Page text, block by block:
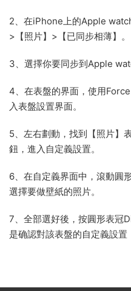
2、在iPhone上的Apple
>【照片】>【已同步相薄】。
3、選擇你要同步到Apple
4、在表盤的界面，使用
入表盤設置界面。
5、左右劃動，找到【照片】
鈕，進入自定義設置。
6、在自定義界面中，滾動圓
選擇要做壁紙的照片。
7、全部選好後，按圓形表冠
是确認對該表盤的自定義設置